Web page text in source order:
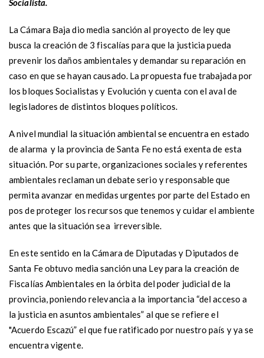
Socialista.
La Cámara Baja dio media sanción al proyecto de ley que
busca la creación de 3 fiscalías para que la justicia pueda
prevenir los daños ambientales y demandar su reparación en
caso en que se hayan causado. La propuesta fue trabajada por
los bloques Socialistas y Evolución y cuenta con el aval de
legisladores de distintos bloques políticos.
A nivel mundial la situación ambiental se encuentra en estado
de alarma y la provincia de Santa Fe no está exenta de esta
situación. Por su parte, organizaciones sociales y referentes
ambientales reclaman un debate serio y responsable que
permita avanzar en medidas urgentes por parte del Estado en
pos de proteger los recursos que tenemos y cuidar el ambiente
antes que la situación sea irreversible.
En este sentido en la Cámara de Diputadas y Diputados de
Santa Fe obtuvo media sanción una Ley para la creación de
Fiscalías Ambientales en la órbita del poder judicial de la
provincia, poniendo relevancia a la importancia “del acceso a
la justicia en asuntos ambientales” al que se refiere el
"Acuerdo Escazú” el que fue ratificado por nuestro país y ya se
encuentra vigente.